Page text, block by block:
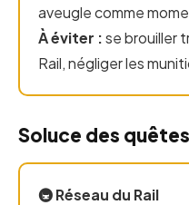
aveugle comme
À éviter :se brouiller
Rail, négliger les
Soluce des
🚇 Réseau du Rail